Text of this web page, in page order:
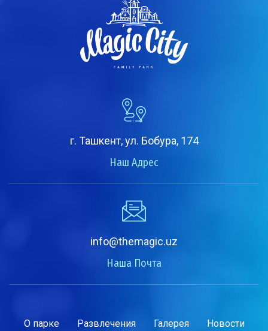
г. Ташкент, ул. Бобура, 174
Наш Адрес
info@themagic.uz
Наша Почта
О парке Развлечения Галерея Новости